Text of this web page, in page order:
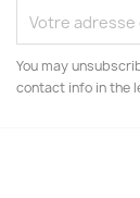
You may
contact info in the